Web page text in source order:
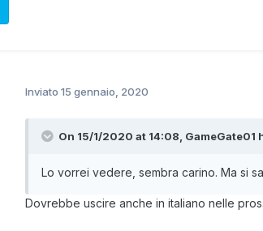
Inviato 15 gennaio, 2020
On 15/1/2020 at 14:08, GameGate01
Lo vorrei vedere, sembra carino. Ma si
Dovrebbe uscire anche in italiano nelle